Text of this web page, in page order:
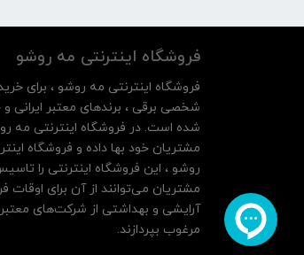
فروشگاه اینترنتی مه‌ رو‌شو
فروشگاه اینترنتی مه‌ رو‌شو ، برای
شخصی برقی ، برندهای معتبر ایرانی
شده است. در فروشگاه اینترنتی مه
روشو ، این فروشگاه اینترنتی را
مشتریان می‌توانند از آن‌ برای اوقات
آرایشی و بهداشتی از شرکت‌های معتبر
مرغوب بپردازند.